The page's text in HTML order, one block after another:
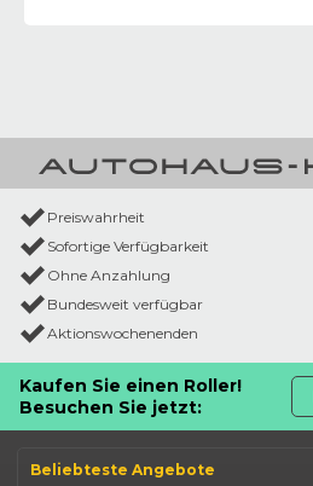
Preiswahrheit
Sofortige Verfügbarkeit
Ohne Anzahlung
Bundesweit verfügbar
Aktionswochenenden
Kaufen Sie einen Roller!
Besuchen Sie jetzt:
Beliebteste Angebote